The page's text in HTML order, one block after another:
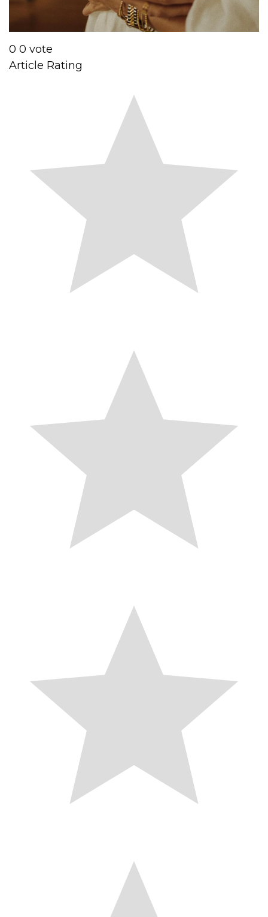
0 0 vote
Article Rating